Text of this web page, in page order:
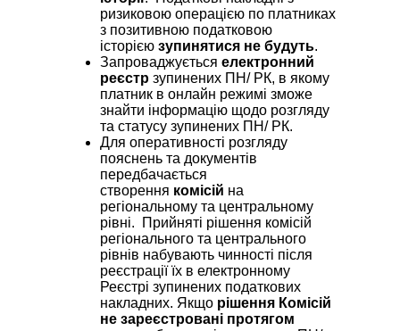
ризиковою операцією по платниках
з позитивною податковою
історією зупинятися не будуть.
Запроваджується електронний
реєстр зупинених ПН/ РК, в якому
платник в онлайн режимі зможе
знайти інформацію щодо розгляду
та статусу зупинених ПН/ РК.
Для оперативності розгляду
пояснень та документів
передбачається
створення комісій на
регіональному та центральному
рівні. Прийняті рішення комісій
регіонального та центрального
рівнів набувають чинності після
реєстрації їх в електронному
Реєстрі зупинених податкових
накладних. Якщо рішення Комісій
не зареєстровані протягом